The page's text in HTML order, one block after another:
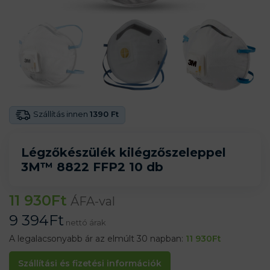
Légzőkészülék kilégzőszeleppel
3M™ 8822 FFP2 10 db
Szállítás innen 1390 Ft
11 930Ft ÁFA-val
9 394Ft nettó árak
A legalacsonyabb ár az elmúlt 30 napban: 11 930Ft
Szállítási és fizetési információk